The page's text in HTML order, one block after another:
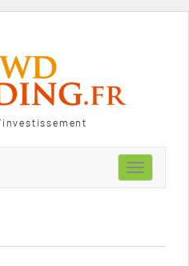
Toggle
navigation